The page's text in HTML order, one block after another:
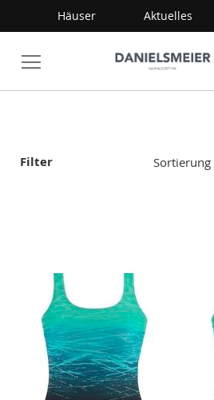
Häuser Aktuelles
Sortierung
Filter